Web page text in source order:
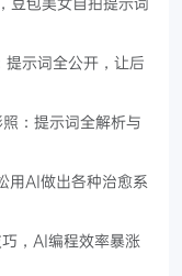
示词全公开，让后
：提示词全解析与
用AI做出各种治愈系
，AI编程效率暴涨